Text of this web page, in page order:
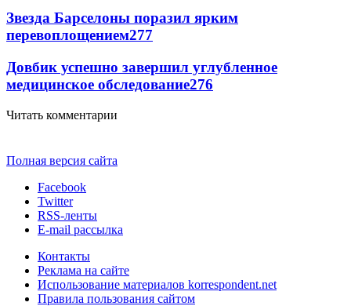
Звезда Барселоны поразил ярким
перевоплощением277
Довбик успешно завершил углубленное
медицинское обследование276
Читать комментарии
Полная версия сайта
Facebook
Twitter
RSS-ленты
E-mail рассылка
Контакты
Реклама на сайте
Использование материалов korrespondent.net
Правила пользования сайтом